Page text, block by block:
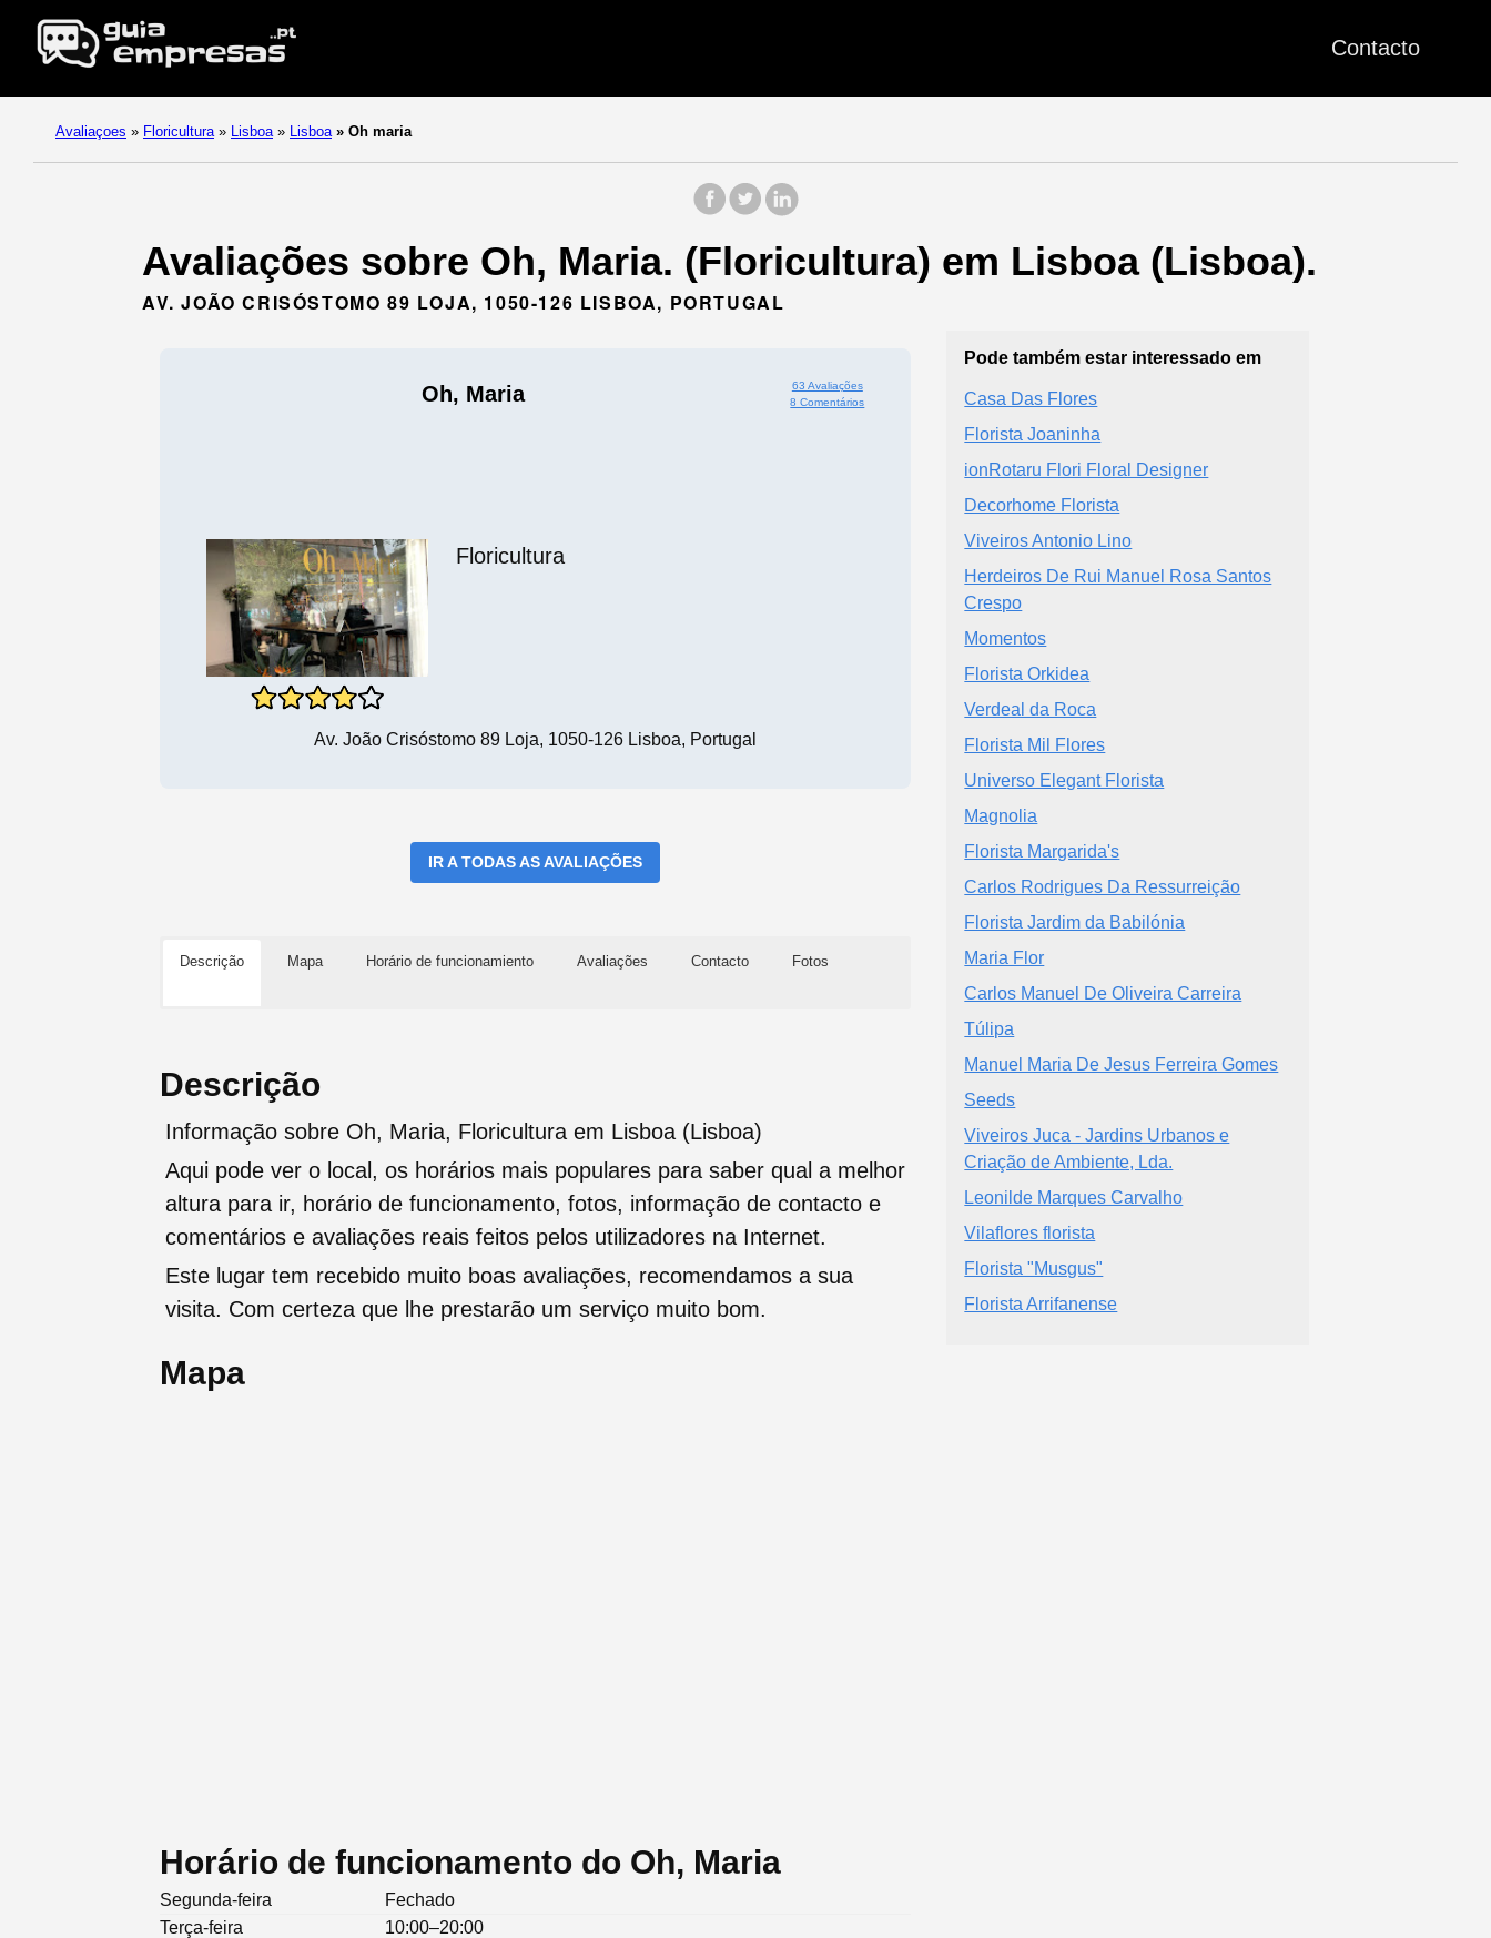
Contacto
Avaliaçoes » Floricultura » Lisboa » Lisboa » Oh maria
Avaliações sobre Oh, Maria. (Floricultura) em Lisboa (Lisboa).
AV. JOÃO CRISÓSTOMO 89 LOJA, 1050-126 LISBOA, PORTUGAL
Oh, Maria
63 Avaliações
8 Comentários
Floricultura
Av. João Crisóstomo 89 Loja, 1050-126 Lisboa, Portugal
IR A TODAS AS AVALIAÇÕES
Descrição Mapa Horário de funcionamiento Avaliações Contacto Fotos
Descrição
Informação sobre Oh, Maria, Floricultura em Lisboa (Lisboa)
Aqui pode ver o local, os horários mais populares para saber qual a melhor
altura para ir, horário de funcionamento, fotos, informação de contacto e
comentários e avaliações reais feitos pelos utilizadores na Internet.
Este lugar tem recebido muito boas avaliações, recomendamos a sua
visita. Com certeza que lhe prestarão um serviço muito bom.
Mapa
Horário de funcionamento do Oh, Maria
Segunda-feira
Fechado
Terça-feira
10:00–20:00
Pode também estar interessado em
Casa Das Flores
Florista Joaninha
ionRotaru Flori Floral Designer
Decorhome Florista
Viveiros Antonio Lino
Herdeiros De Rui Manuel Rosa Santos
Crespo
Momentos
Florista Orkidea
Verdeal da Roca
Florista Mil Flores
Universo Elegant Florista
Magnolia
Florista Margarida's
Carlos Rodrigues Da Ressurreição
Florista Jardim da Babilónia
Maria Flor
Carlos Manuel De Oliveira Carreira
Túlipa
Manuel Maria De Jesus Ferreira Gomes
Seeds
Viveiros Juca - Jardins Urbanos e
Criação de Ambiente, Lda.
Leonilde Marques Carvalho
Vilaflores florista
Florista "Musgus"
Florista Arrifanense